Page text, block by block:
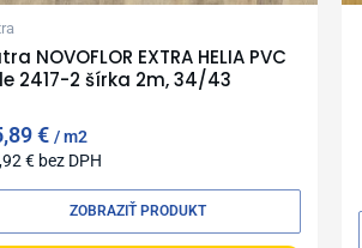
NOVOFLOR EXTRA HELIA PVC
2417-2 šírka 2m, 34/43
€ m2
€ bez DPH
ZOBRAZIŤ PRODUKT